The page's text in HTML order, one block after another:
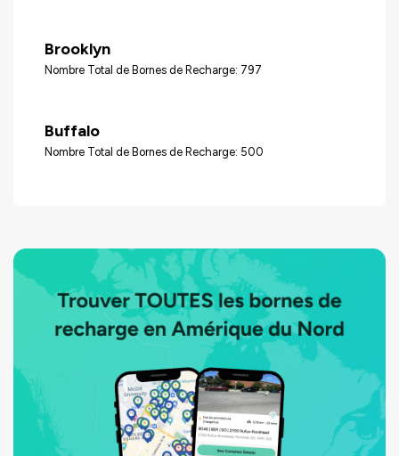
Brooklyn
Nombre Total de Bornes de Recharge: 797
Buffalo
Nombre Total de Bornes de Recharge: 500